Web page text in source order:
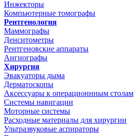
Инжекторы
Компьютерные томографы
Рентгенология
Маммографы
Денситометры
Рентгеновские аппараты
Ангиографы
Хирургия
Эвакуаторы дыма
Дерматоскопы
Аксессуары к операционнным столам
Системы навигации
Моторные системы
Расходные материалы для хирургии
Ультразвуковые аспираторы